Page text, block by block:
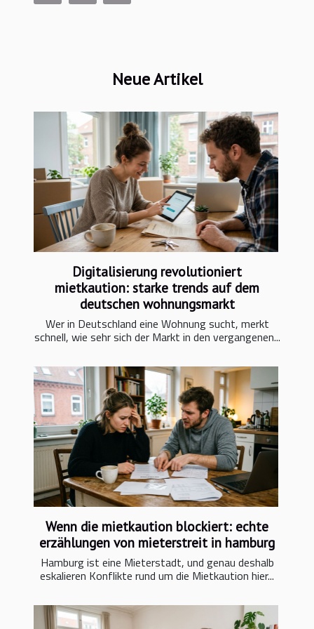
Neue Artikel
Digitalisierung revolutioniert
mietkaution: starke trends auf dem
deutschen wohnungsmarkt
Wer in Deutschland eine Wohnung sucht, merkt
schnell, wie sehr sich der Markt in den vergangenen...
Wenn die mietkaution blockiert: echte
erzählungen von mieterstreit in hamburg
Hamburg ist eine Mieterstadt, und genau deshalb
eskalieren Konflikte rund um die Mietkaution hier...